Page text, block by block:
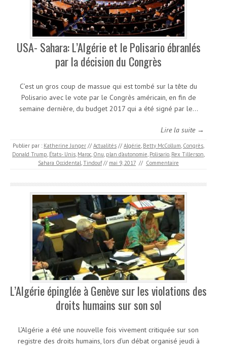
USA- Sahara: L’Algérie et le Polisario ébranlés
par la décision du Congrès
C’est un gros coup de massue qui est tombé sur la tête du
Polisario avec le vote par le Congrès américain, en fin de
semaine dernière, du budget 2017 qui a été signé par le…
Lire la suite →
Publier par : Katherine Junger // Actualités // Algérie, Betty McCollum, Congrès,
Donald Trump, États- Unis, Maroc, Onu, plan d’autonomie, Polisario, Rex Tillerson,
Sahara Occidental,Tindouf // mai 9, 2017 // Commentaire
L’Algérie épinglée à Genève sur les violations des
droits humains sur son sol
L’Algérie a été une nouvelle fois vivement critiquée sur son
registre des droits humains, lors d’un débat organisé jeudi à